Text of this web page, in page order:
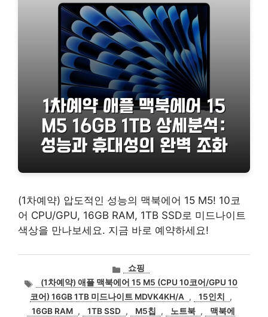
(1차예약) 압도적인 성능의 맥북에어 15 M5! 10코
어 CPU/GPU, 16GB RAM, 1TB SSD로 미드나이트
색상을 만나보세요. 지금 바로 예약하세요!
카
테
고
리
쇼핑
태
그
(1차예약) 애플 맥북에어 15 M5 (CPU 10코어/GPU 10
코어) 16GB 1TB 미드나이트 MDVK4KH/A
, 15인치
,
16GB RAM , 1TB SSD , M5칩 , 노트북 ,
맥북에